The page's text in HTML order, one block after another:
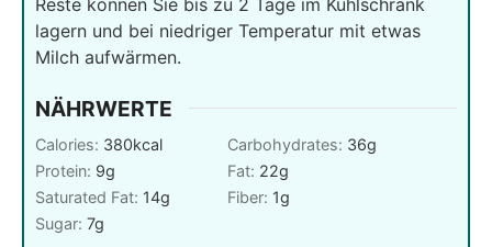
lagern und bei niedriger Temperatur mit etwas
Milch aufwärmen.
NÄHRWERTE
Calories: 380kcal Carbohydrates: 36g
Protein: 9g Fat: 22g
Saturated Fat: 14g Fiber: 1g
Sugar: 7g